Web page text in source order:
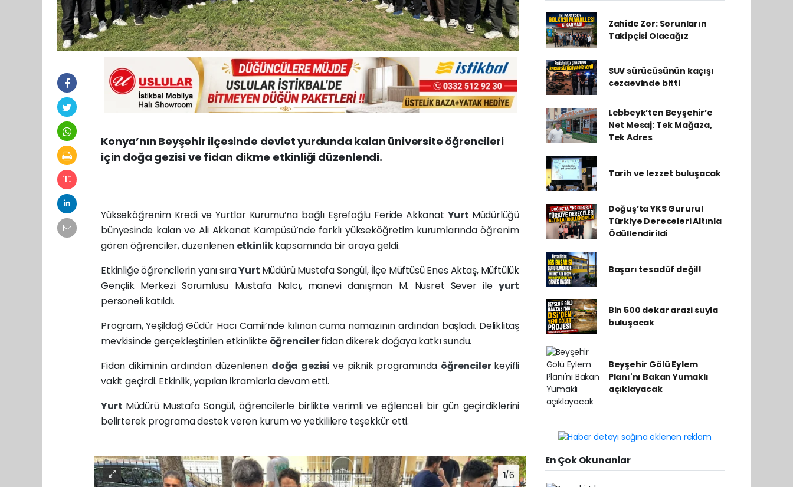
Konya’nın Beyşehir ilçesinde devlet yurdunda kalan üniversite öğrencileri
için doğa gezisi ve fidan dikme etkinliği düzenlendi.
Yükseköğrenim Kredi ve Yurtlar Kurumu’na bağlı Eşrefoğlu Feride Akkanat Yurt Müdürlüğü
bünyesinde kalan ve Ali Akkanat Kampüsü’nde farklı yükseköğretim kurumlarında öğrenim
gören öğrenciler, düzenlenen etkinlikkapsamında bir araya geldi.
Etkinliğe öğrencilerin yanı sıraYurt Müdürü Mustafa Songül, İlçe Müftüsü Enes Aktaş, Müftülük
Gençlik Merkezi Sorumlusu Mustafa Nalcı, manevi danışman M. Nusret Sever ile yurt
personeli katıldı.
Program, Yeşildağ Güdür Hacı Camii’nde kılınan cuma namazının ardından başladı. Deliklitaş
mevkisinde gerçekleştirilen etkinlikte öğrencilerfidan dikerek doğaya katkı sundu.
Fidan dikiminin ardından düzenlenen doğa gezisi ve piknik programında öğrenciler keyifli
vakit geçirdi. Etkinlik, yapılan ikramlarla devam etti.
Yurt Müdürü Mustafa Songül, öğrencilerle birlikte verimli ve eğlenceli bir gün geçirdiklerini
belirterek programa destek veren kurum ve yetkililere teşekkür etti.
1/6
Zahide Zor: Sorunların
Takipçisi Olacağız
SUV sürücüsünün kaçışı
cezaevinde bitti
Lebbeyk’ten Beyşehir’e
Net Mesaj: Tek Mağaza,
Tek Adres
Tarih ve lezzet buluşacak
Doğuş’ta YKS Gururu!
Türkiye Dereceleri Altınla
Ödüllendirildi
Başarı tesadüf değil!
Bin 500 dekar arazi suyla
buluşacak
Beyşehir Gölü Eylem
Planı'nı Bakan Yumaklı
açıklayacak
En Çok Okunanlar